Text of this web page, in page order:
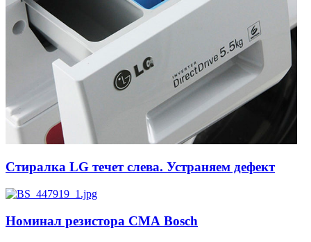
Стиралка LG течет слева. Устраняем дефект
Номинал резистора СМА Bosch